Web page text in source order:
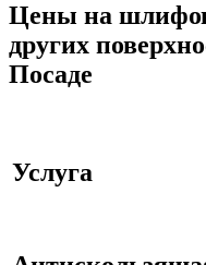
Цены на
других
Посаде
Услуга